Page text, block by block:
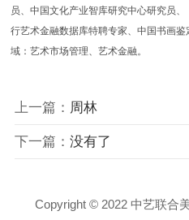
员、中国文化产业智库研究中心研究员
行艺术金融数据库特聘专家、中国书画
域：艺术市场管理、艺术金融。
上一篇： 周林
下一篇： 没有了
Copyright © 2022 中艺联合